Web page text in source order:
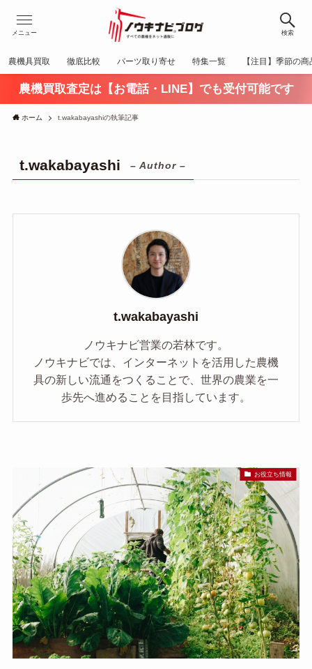
検索
メニュー
農機具買取 徹底比較 パーツ取り寄せ 特集一覧 【注目】季節の商
農機買取査定は【お電話・LINE】でも受付可能です
ホーム t.wakabayashiの執筆記事
t.wakabayashi – Author –
t.wakabayashi
ノウキナビ営業の若林です。
ノウキナビでは、インターネットを活用した農機
具の新しい流通をつくることで、世界の農業を一
歩先へ進めることを目指しています。
お役立ち情報